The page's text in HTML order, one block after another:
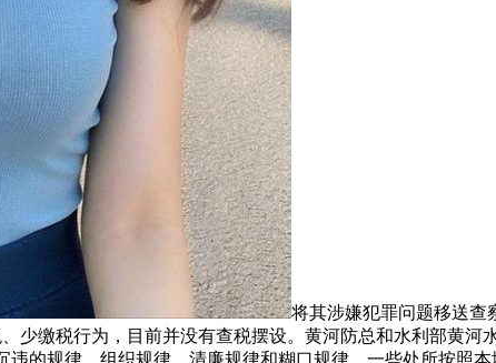
将其涉嫌犯罪问题移送查
少缴税行为，目前并没有查税摆设。黄河防总和水利部黄